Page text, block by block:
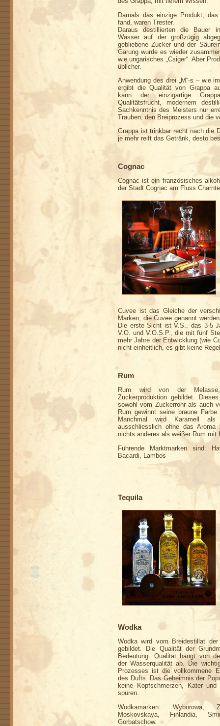
Damals das einzige Produkt,
fand, waren Trester.
Daraus destillierten die Bauer
Wasser auf der großzügig
gebliebene Zucker und der
Gärung wurde es wieder
wie ungarisches „Csiger“. Aber
üblicher.
Anwendung des drei „M“-s – wie
ergibt die Qualität von Grappa
kann der einzigartige
Qualitätsfrucht, modernem
Sachkenntnis des Meisters nur
Trauben, den Breiprozess und die
Grappa ist trinkbar recht nach die
je mehr reift das Getränk, desto
Cognac
Cognac ist ein französisches
der Stadt Cognac am Fluss
Cuvee ist das Gleiche der
Marken, die Cuvee genannt
Die erste Sicht ist V.S., das 3-5
V.O. und V.O.S.P., die mit fünf
mehr Jahre der Entwicklung (wie
nicht einheitlich, es gibt keine
Rum wird von der
Zuckerproduktion gebildet.
sowohl vom Zuckerrohr als auch
Rum gewinnt seine braune
Manchmal wird Karamell als
ausschliesslich ohne das
nichts anderes als weißer Rum mit
Führende Marktmarken sind:
Bacardi, Lambos
Tequila
Wodka
Wodka wird vom Breidestillat
gebildet. Die Qualität der
Bedeutung. Qualität hängt von
der Wasserqualität ab. Die
Prozesses ist die vollkommene
des Dufts. Das Geheimnis der
keine Kopfschmerzen, Kater
spüren.
Wodkamarken: Wyborowa,
Moskovskaya, Finlandia,
Gorbatschow.